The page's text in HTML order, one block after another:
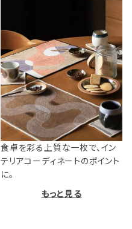
食卓を彩る上質な一枚で、イン
テリアコーディネートのポイント
に。
もっと見る